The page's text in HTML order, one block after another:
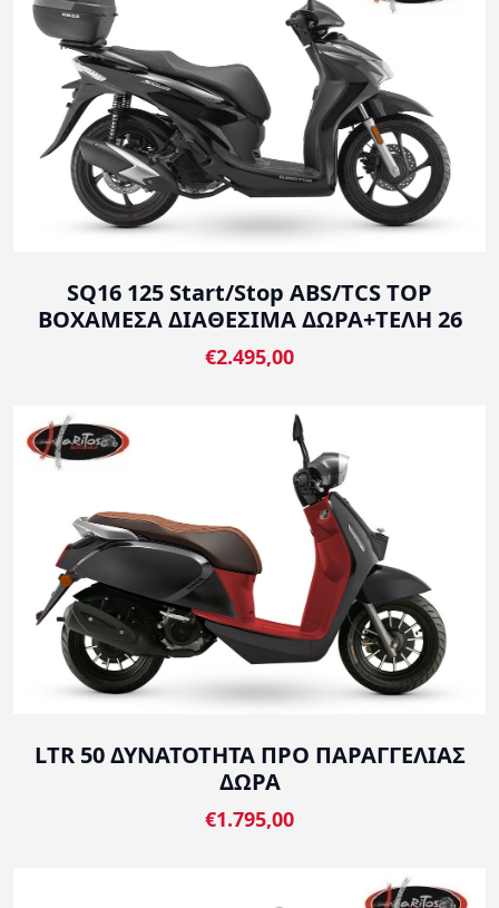
SQ16 125 Start/Stop ABS/TCS TOP
BOXΑΜΕΣΑ ΔΙΑΘΕΣΙΜΑ ΔΩΡΑ+ΤΕΛΗ 26
€2.495,00
LTR 50 ΔΥΝΑΤΟΤΗΤΑ ΠΡΟ ΠΑΡΑΓΓΕΛΙΑΣ
ΔΩΡΑ
€1.795,00